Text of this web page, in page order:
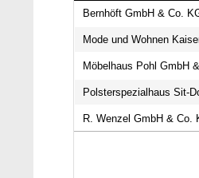
Verkäufer – Klick auf
Bernhöft GmbH & Co.
Mode und Wohnen
Möbelhaus Pohl GmbH
Polsterspezialhaus Sit-
R. Wenzel GmbH & Co.